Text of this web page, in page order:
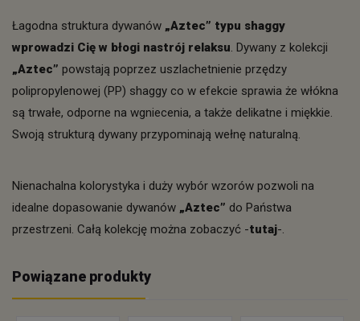
Łagodna struktura dywanów „Aztec” typu shaggy
wprowadzi Cię w błogi nastrój relaksu. Dywany z kolekcji
„Aztec” powstają poprzez uszlachetnienie przędzy
polipropylenowej (PP) shaggy co w efekcie sprawia że włókna
są trwałe, odporne na wgniecenia, a także delikatne i miękkie.
Swoją strukturą dywany przypominają wełnę naturalną.
Nienachalna kolorystyka i duży wybór wzorów pozwoli na
idealne dopasowanie dywanów „Aztec” do Państwa
przestrzeni. Całą kolekcję można zobaczyć -tutaj-.
Powiązane produkty